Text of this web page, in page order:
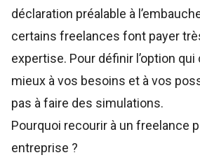
déclaration préalable à
certains freelances font payer
expertise. Pour définir l’option
mieux à vos besoins et à vos
pas à faire des simulations.
Pourquoi recourir à un freelance
entreprise ?